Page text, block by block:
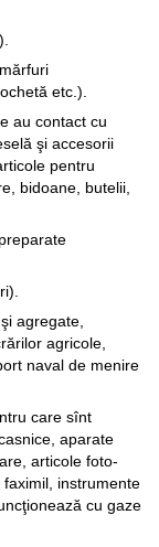
etc.).
au contact cu
şi accesorii
pentru
bidoane, butelii,
agregate,
agricole,
naval de menire
care sînt
aparate
articole foto-
instrumente
cu gaze